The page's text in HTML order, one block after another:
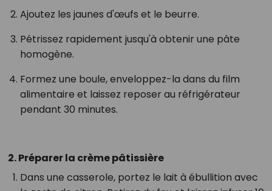
Ajoutez les jaunes d'œufs et le beurre.
Pétrissez rapidement jusqu'à obtenir une pâte
homogène.
Formez une boule, enveloppez-la dans du film
alimentaire et laissez reposer au réfrigérateur
pendant 30 minutes.
2. Préparer la crème pâtissière
Dans une casserole, portez le lait à ébullition avec